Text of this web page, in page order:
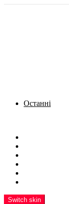
Останні
Switch skin